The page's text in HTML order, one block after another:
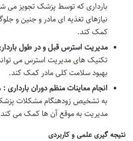
بارداری که توسط پزشک تجویز می
نیازهای تغذیه ای مادر و جنین و
کمک کند.
مدیریت استرس قبل و در طول
تکنیک های مدیریت استرس می
بهبود سلامت کلی مادر کمک کند.
انجام معاینات منظم دوران بارداری :
به تشخیص زودهنگام مشکلات
مدیریت به موقع آن ها کمک می
نتیجه گیری علمی و کاربردی